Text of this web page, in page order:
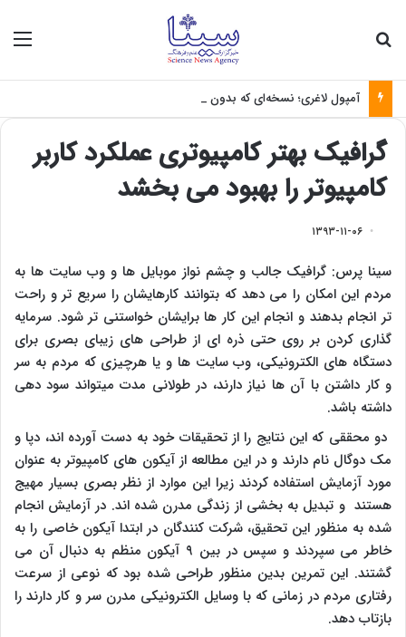
آمپول لاغری؛ نسخه‌ای که بدون تغذیه خطرناک می‌شود
گرافیک بهتر کامپیوتری عملکرد کاربر
کامپیوتر را بهبود می بخشد
۱۳۹۳-۱۱-۰۶
سینا پرس: گرافیک جالب و چشم نواز موبایل ها و وب سایت ها به
مردم این امکان را می دهد که بتوانند کارهایشان را سریع تر و راحت
تر انجام بدهند و انجام این کار ها برایشان خواستنی تر شود. سرمایه
گذاری کردن بر روی حتی ذره ای از طراحی های زیبای بصری برای
دستگاه های الکترونیکی، وب سایت ها و یا هرچیزی که مردم به سر
و کار داشتن با آن ها نیاز دارند، در طولانی مدت میتواند سود دهی
داشته باشد.
دو محققی که این نتایج را از تحقیقات خود به دست آورده اند، دپا و
مک دوگال نام دارند و در این مطالعه از آیکون های کامپیوتر به عنوان
مورد آزمایش استفاده کردند زیرا این موارد از نظر بصری بسیار مهیج
هستند و تبدیل به بخشی از زندگی مدرن شده اند. در آزمایش انجام
شده به منظور این تحقیق، شرکت کنندگان در ابتدا آیکون خاصی را به
خاطر می سپردند و سپس در بین ۹ آیکون منظم به دنبال آن می
گشتند. این تمرین بدین منظور طراحی شده بود که نوعی از سرعت
رفتاری مردم در زمانی که با وسایل الکترونیکی مدرن سر و کار دارند را
بازتاب دهد.